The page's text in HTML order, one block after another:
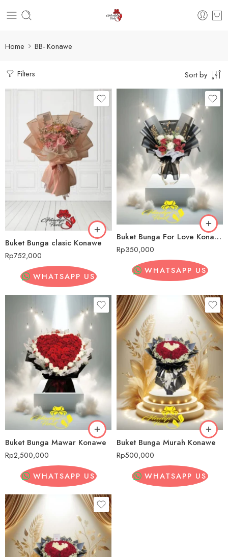
Home BB- Konawe
Filters Sort by
Buket Bunga clasic Konawe
Rp752,000
WHATSAPP US
Buket Bunga For Love Konawe
Rp350,000
WHATSAPP US
Buket Bunga Mawar Konawe
Rp2,500,000
WHATSAPP US
Buket Bunga Murah Konawe
Rp500,000
WHATSAPP US